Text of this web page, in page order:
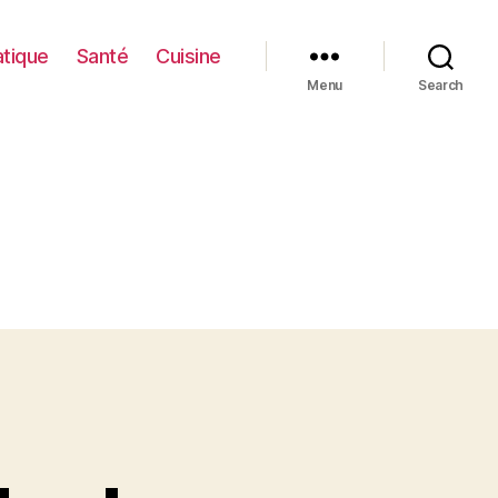
Santé Cuisine
Menu Search